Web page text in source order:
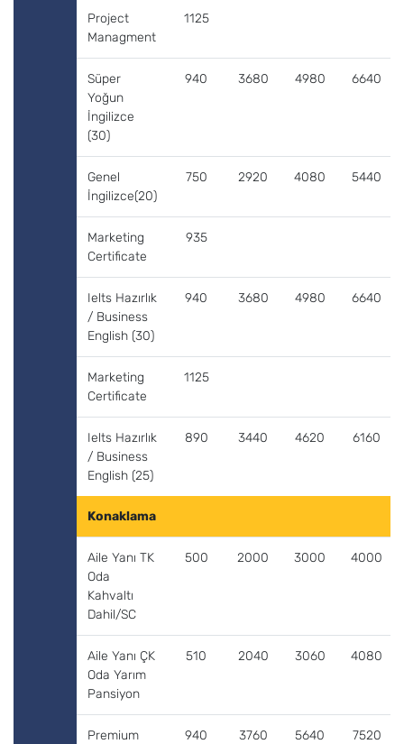
Project
Managment
1125
Süper
Yoğun
İngilizce
(30)
940 3680 4980 6640
Genel
İngilizce(20)
750 2920 4080 5440
Marketing
Certificate
935
Ielts Hazırlık
/ Business
English (30)
940 3680 4980 6640
Marketing
Certificate
1125
Ielts Hazırlık
/ Business
English (25)
890 3440 4620 6160
Konaklama
Aile Yanı TK
Oda
Kahvaltı
Dahil/SC
500 2000 3000 4000
Aile Yanı ÇK
Oda Yarım
Pansiyon
510 2040 3060 4080
Premium 940 3760 5640 7520